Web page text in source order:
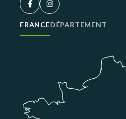
FRANCEDÉPARTEMENT